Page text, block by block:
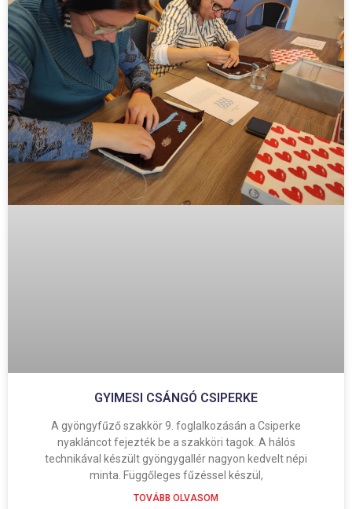
GYIMESI CSÁNGÓ CSIPERKE
A gyöngyfűző szakkör 9. foglalkozásán a Csiperke
nyakláncot fejezték be a szakköri tagok. A hálós
technikával készült gyöngygallér nagyon kedvelt népi
minta. Függőleges fűzéssel készül,
TOVÁBB OLVASOM